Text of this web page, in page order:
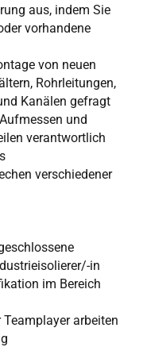
aus, indem Sie
vorhandene
von neuen
Rohrleitungen,
Kanälen gefragt
und
verantwortlich
verschiedener
in
im Bereich
arbeiten